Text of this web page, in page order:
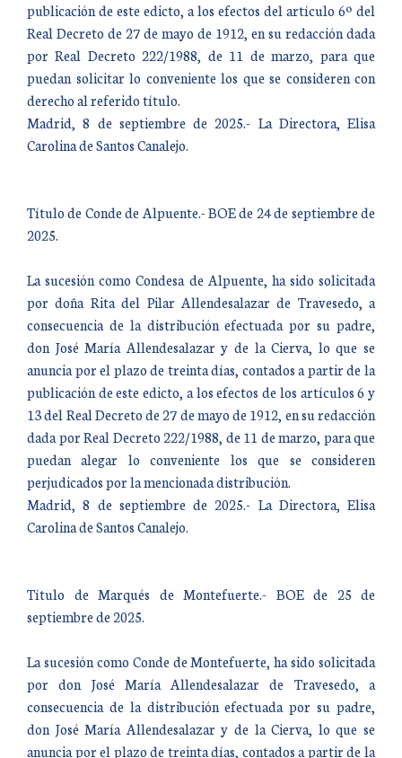
publicación de este edicto, a los efectos del artículo 6º del
Real Decreto de 27 de mayo de 1912, en su redacción dada
por Real Decreto 222/1988, de 11 de marzo, para que
puedan solicitar lo conveniente los que se consideren con
derecho al referido título.
Madrid, 8 de septiembre de 2025.- La Directora, Elisa
Carolina de Santos Canalejo.
Título de Conde de Alpuente.- BOE de 24 de septiembre de
2025.
La sucesión como Condesa de Alpuente, ha sido solicitada
por doña Rita del Pilar Allendesalazar de Travesedo, a
consecuencia de la distribución efectuada por su padre,
don José María Allendesalazar y de la Cierva, lo que se
anuncia por el plazo de treinta días, contados a partir de la
publicación de este edicto, a los efectos de los artículos 6 y
13 del Real Decreto de 27 de mayo de 1912, en su redacción
dada por Real Decreto 222/1988, de 11 de marzo, para que
puedan alegar lo conveniente los que se consideren
perjudicados por la mencionada distribución.
Madrid, 8 de septiembre de 2025.- La Directora, Elisa
Carolina de Santos Canalejo.
Título de Marqués de Montefuerte.- BOE de 25 de
septiembre de 2025.
La sucesión como Conde de Montefuerte, ha sido solicitada
por don José María Allendesalazar de Travesedo, a
consecuencia de la distribución efectuada por su padre,
don José María Allendesalazar y de la Cierva, lo que se
anuncia por el plazo de treinta días, contados a partir de la